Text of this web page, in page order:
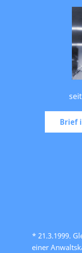
Brief
* 21.3.1999.
einer